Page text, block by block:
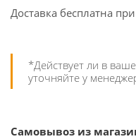
Доставка бесплатна
*Действует ли в
уточняйте у
Самовывоз из